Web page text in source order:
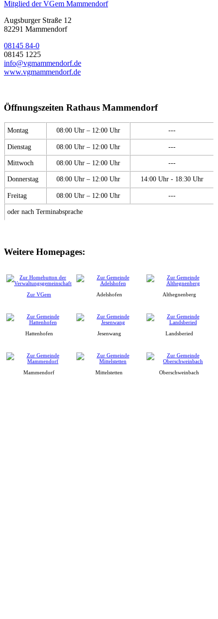
Mitglied der VGem Mammendorf
Augsburger Straße 12
82291 Mammendorf
08145 84-0
08145 1225
info@vgmammendorf.de
www.vgmammendorf.de
Öffnungszeiten Rathaus Mammendorf
Montag 08:00 Uhr – 12:00 Uhr ---
Dienstag 08:00 Uhr – 12:00 Uhr ---
Mittwoch 08:00 Uhr – 12:00 Uhr ---
Donnerstag 08:00 Uhr – 12:00 Uhr 14:00 Uhr - 18:30 Uhr
Freitag 08:00 Uhr – 12:00 Uhr ---
oder nach Terminabsprache
Weitere Homepages:
Zur VGem Adelshofen Althegnenberg
Hattenhofen Jesenwang Landsberied
Mammendorf Mittelstetten Oberschweinbach